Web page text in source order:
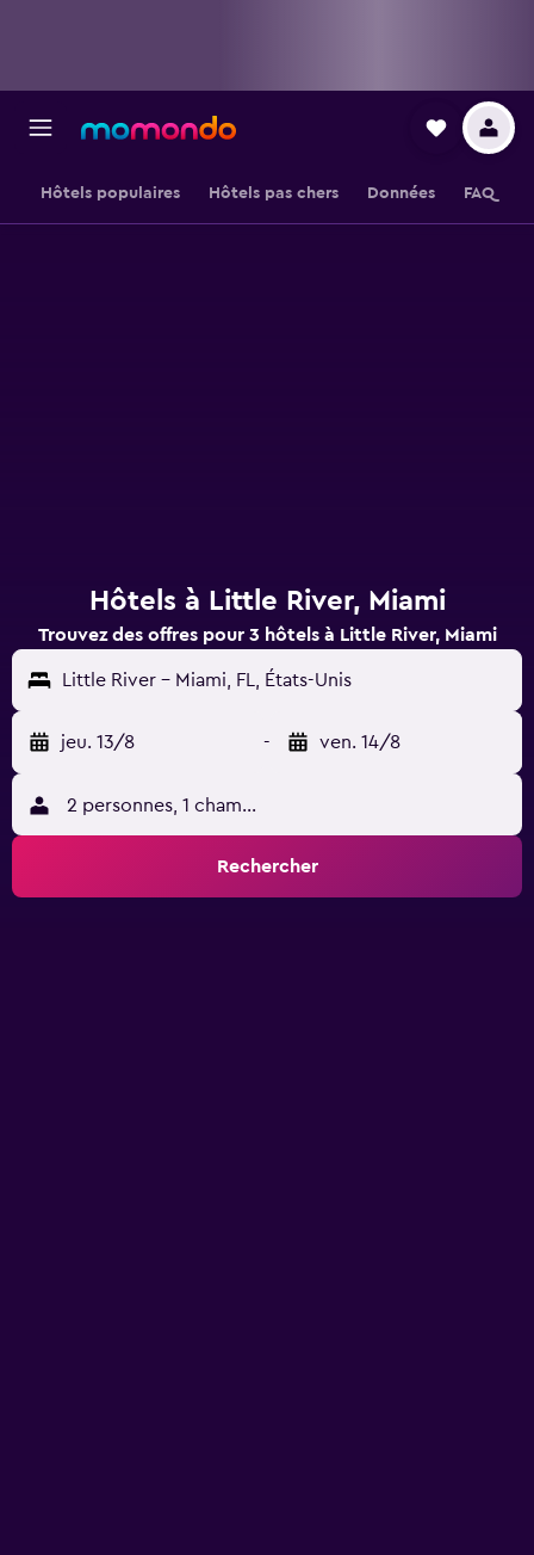
Hôtels populaires Hôtels pas chers Données FAQ
Hôtels à Little River, Miami
Trouvez des offres pour 3 hôtels à Little River, Miami
Little River - Miami, FL, États-Unis
jeu. 13/8 - ven. 14/8
2 personnes, 1 chambre
Rechercher